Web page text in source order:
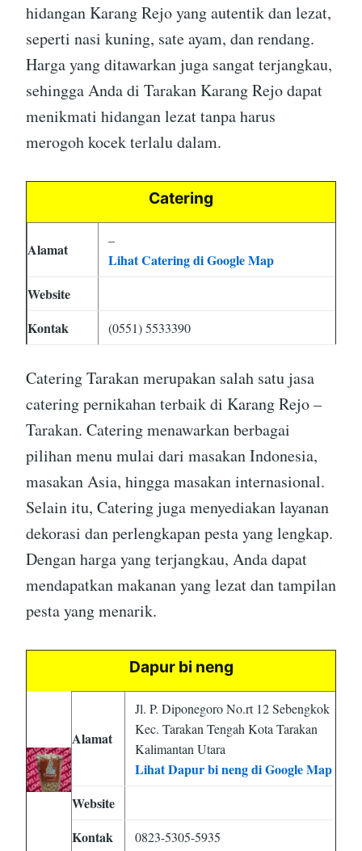
hidangan Karang Rejo yang autentik dan lezat,
seperti nasi kuning, sate ayam, dan rendang.
Harga yang ditawarkan juga sangat terjangkau,
sehingga Anda di Tarakan Karang Rejo dapat
menikmati hidangan lezat tanpa harus
merogoh kocek terlalu dalam.
Catering
Alamat
–
Lihat Catering di Google Map
Website
Kontak
(0551) 5533390
Catering Tarakan merupakan salah satu jasa
catering pernikahan terbaik di Karang Rejo –
Tarakan. Catering menawarkan berbagai
pilihan menu mulai dari masakan Indonesia,
masakan Asia, hingga masakan internasional.
Selain itu, Catering juga menyediakan layanan
dekorasi dan perlengkapan pesta yang lengkap.
Dengan harga yang terjangkau, Anda dapat
mendapatkan makanan yang lezat dan tampilan
pesta yang menarik.
Dapur bi neng
Alamat
Jl. P. Diponegoro No.rt 12 Sebengkok
Kec. Tarakan Tengah Kota Tarakan
Kalimantan Utara
Lihat Dapur bi neng di Google Map
Website
Kontak
0823-5305-5935